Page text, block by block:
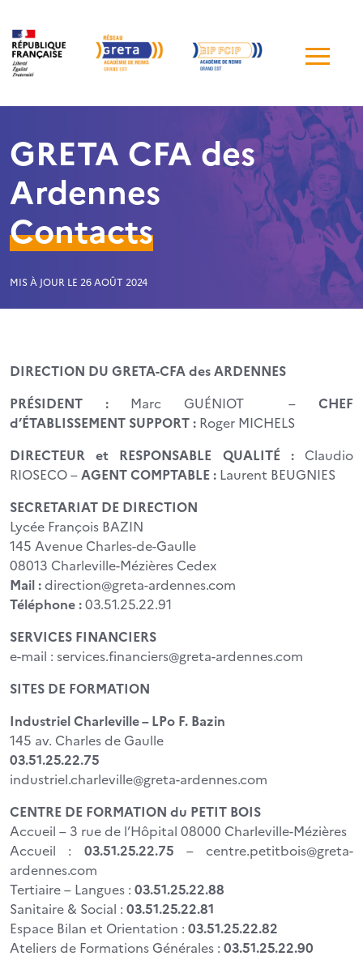
de
GRETA CFA des
Ardennes
Contacts
MIS À JOUR LE 26 AOÛT 2024
DIRECTION DU GRETA-CFA des ARDENNES
PRÉSIDENT :Marc GUÉNIOT –CHEF
d’ÉTABLISSEMENT SUPPORT : Roger MICHELS
DIRECTEUR et RESPONSABLE QUALITÉ :Claudio
RIOSECO –AGENT COMPTABLE : Laurent BEUGNIES
SECRETARIAT DE DIRECTION
Lycée François BAZIN
145 Avenue Charles-de-Gaulle
08013 Charleville-Mézières Cedex
Mail :direction@greta-ardennes.com
Téléphone :03.51.25.22.91
SERVICES FINANCIERS
e-mail : services.financiers@greta-ardennes.com
SITES DE FORMATION
Industriel Charleville – LPo F. Bazin
145 av. Charles de Gaulle
03.51.25.22.75
industriel.charleville@greta-ardennes.com
CENTRE DE FORMATION du PETIT BOIS
Accueil – 3 rue de l’Hôpital 08000 Charleville-Mézières
Accueil : 03.51.25.22.75 – centre.petitbois@greta-
ardennes.com
Tertiaire – Langues : 03.51.25.22.88
Sanitaire & Social : 03.51.25.22.81
Espace Bilan et Orientation : 03.51.25.22.82
Ateliers de Formations Générales : 03.51.25.22.90